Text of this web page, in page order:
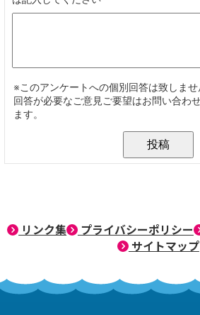
リンク集 プライバシーポリシー
サイトマップ